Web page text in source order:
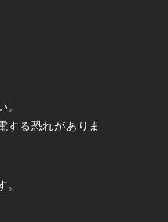
。
する恐れがありま
。